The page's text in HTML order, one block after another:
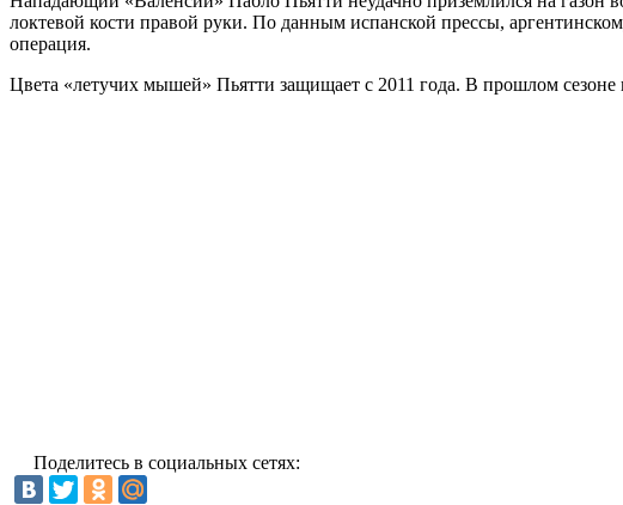
локтевой кости правой руки. По данным испанской прессы,
операция.
Цвета «летучих мышей» Пьятти защищает с 2011 года. В прошлом
Поделитесь в социальных сетях: